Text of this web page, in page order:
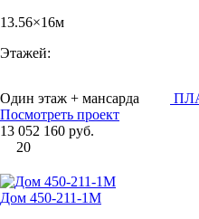
13.56×16м
Этажей:
Один этаж + мансарда
Посмотреть проект
13 052 160 руб.
20
Дом 450-211-1М